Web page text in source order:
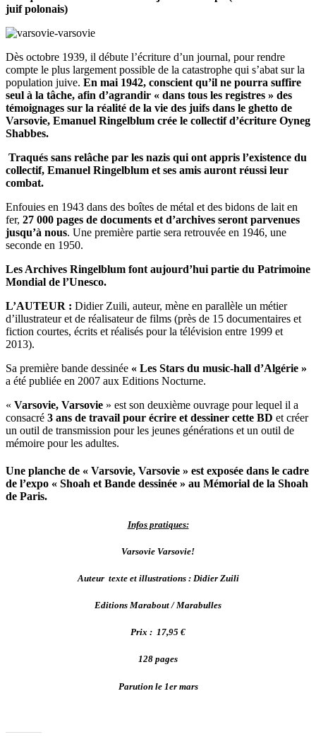
juif polonais)
Dès octobre 1939, il débute l’écriture d’un journal, pour rendre
compte le plus largement possible de la catastrophe qui s’abat sur la
population juive. En mai 1942, conscient qu’il ne pourra suffire
seul à la tâche, afin d’agrandir « dans tous les registres » des
témoignages sur la réalité de la vie des juifs dans le ghetto de
Varsovie, Emanuel Ringelblum crée le collectif d’écriture Oyneg
Shabbes.
Traqués sans relâche par les nazis qui ont appris l’existence du
collectif, Emanuel Ringelblum et ses amis auront réussi leur
combat.
Enfouies en 1943 dans des boîtes de métal et des bidons de lait en
fer, 27 000 pages de documents et d’archives seront parvenues
jusqu’à nous. Une première partie sera retrouvée en 1946, une
seconde en 1950.
Les Archives Ringelblum font aujourd’hui partie du Patrimoine
Mondial de l’Unesco.
L’AUTEUR : Didier Zuili, auteur, mène en parallèle un métier
d’illustrateur et de réalisateur de films (près de 15 documentaires et
fiction courtes, écrits et réalisés pour la télévision entre 1999 et
2013).
Sa première bande dessinée « Les Stars du music-hall d’Algérie »
a été publiée en 2007 aux Editions Nocturne.
« Varsovie, Varsovie » est son deuxième ouvrage pour lequel il a
consacré 3 ans de travail pour écrire et dessiner cette BD et créer
un outil de transmission pour les jeunes générations et un outil de
mémoire pour les adultes.
Une planche de « Varsovie, Varsovie » est exposée dans le cadre
de l’expo « Shoah et Bande dessinée » au Mémorial de la Shoah
de Paris.
Infos pratiques:
Varsovie Varsovie!
Auteur texte et illustrations : Didier Zuili
Editions Marabout / Marabulles
Prix : 17,95 €
128 pages
Parution le 1er mars